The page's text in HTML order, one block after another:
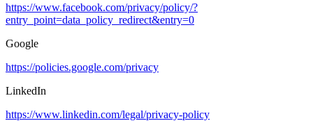
https://www.facebook.com/privacy/policy/?
entry_point=data_policy_redirect&entry=0
Google
https://policies.google.com/privacy
LinkedIn
https://www.linkedin.com/legal/privacy-policy